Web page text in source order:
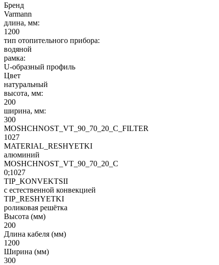
Бренд
Varmann
длина, мм:
1200
тип отопительного прибора:
водяной
рамка:
U-образный профиль
Цвет
натуральный
высота, мм:
200
ширина, мм:
300
MOSHCHNOST_VT_90_70_20_C_FILTER
1027
MATERIAL_RESHYETKI
алюминий
MOSHCHNOST_VT_90_70_20_C
0;1027
TIP_KONVEKTSII
с естественной конвекцией
TIP_RESHYETKI
роликовая решётка
Высота (мм)
200
Длина кабеля (мм)
1200
Ширина (мм)
300